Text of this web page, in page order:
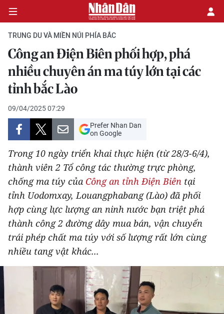
CHÍNH TRỊ
KINH TẾ
VĂN HÓA
XÃ HỘI
PHÁP LUẬT
DU LỊCH
THẾ GIỚI
THỂ THAO
KHOA HỌC - CÔNG NGHỆ
TRUNG DU VÀ MIỀN NÚI PHÍA BẮC
Công an Điện Biên phối hợp, phá
nhiều chuyên án ma túy lớn tại các
tỉnh bắc Lào
09/04/2025 07:29
Prefer Nhan Dan
on Google
Trong 10 ngày triển khai thực hiện (từ 28/3-6/4),
thành viên 2 Tổ công tác thường trực phòng,
chống ma túy của Công an tỉnh Điện Biên tại
tỉnh Uodomxay, Louangphabang (Lào) đã phối
hợp cùng lực lượng an ninh nước bạn triệt phá
thành công 2 đường dây mua bán, vận chuyển
trái phép chất ma túy với số lượng rất lớn cùng
nhiều tang vật khác...